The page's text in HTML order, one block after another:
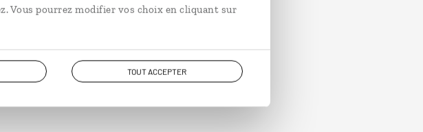
Vous pourrez modifier vos choix en cliquant sur
TOUT ACCEPTER